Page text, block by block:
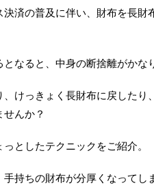
済の普及に伴い、財布を長財
なると、中身の断捨離がかな
けっきょく長財布に戻したり
んか？
としたテクニックをご紹介。
持ちの財布が分厚くなってし